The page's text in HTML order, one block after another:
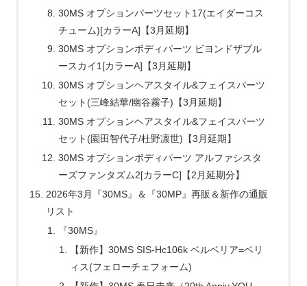
30MS オプションパーツセット17(エイダーコス
チューム)[カラーA]【3月延期】
30MS オプションボディパーツ ビヨンドザブル
ースカイ1[カラーA]【3月延期】
30MS オプションヘアスタイル&フェイスパーツ
セット(三峰結華/幽谷霧子)【3月延期】
30MS オプションヘアスタイル&フェイスパーツ
セット(園田智代子/杜野凛世)【3月延期】
30MS オプションボディパーツ アルファシスタ
ーズファンタズム2[カラーC]【2月延期分】
2026年3月『30MS』＆『30MP』再販＆新作の通販
リスト
『30MS』
【新作】30MS SIS-Hc106k ベルベリア=ベリ
ィス(フェローチェフォーム)